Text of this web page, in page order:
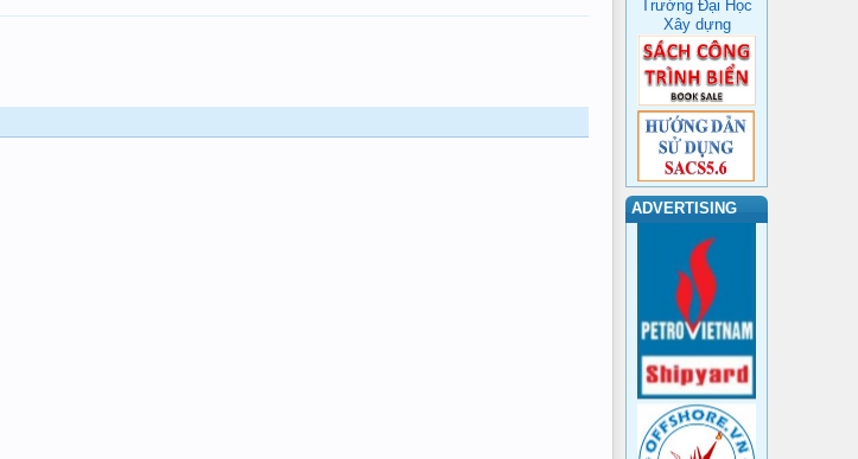
ADVERTISING